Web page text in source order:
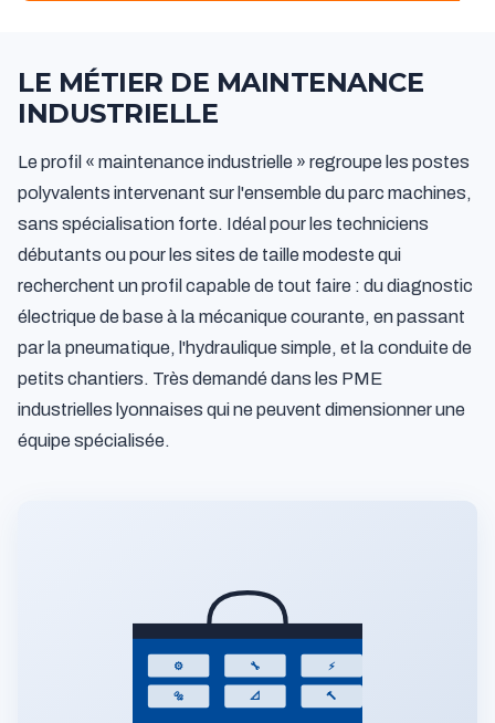
LE MÉTIER DE MAINTENANCE
INDUSTRIELLE
Le profil « maintenance industrielle » regroupe les postes
polyvalents intervenant sur l'ensemble du parc machines,
sans spécialisation forte. Idéal pour les techniciens
débutants ou pour les sites de taille modeste qui
recherchent un profil capable de tout faire : du diagnostic
électrique de base à la mécanique courante, en passant
par la pneumatique, l'hydraulique simple, et la conduite de
petits chantiers. Très demandé dans les PME
industrielles lyonnaises qui ne peuvent dimensionner une
équipe spécialisée.
⚙ 🔧 ⚡
🔩 📐 🔨